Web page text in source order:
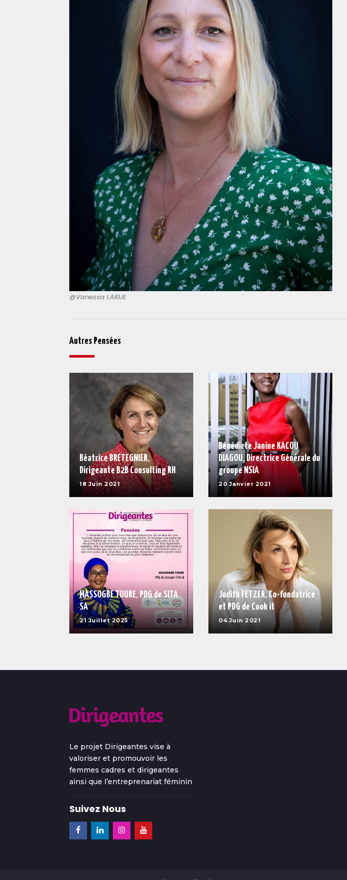
@Vanessa LARUE
Autres Pensées
Béatrice BRETEGNIER,
Dirigeante B2B Consulting RH
18 Juin 2021
Bénédicte Janine KACOU
DIAGOU, Directrice Générale du
groupe NSIA
20 Janvier 2021
MASSOGBE TOURE, PDG de SITA
SA
21 Juillet 2025
Judith FETZER, Co-fondatrice
et PDG de Cook it
04 Juin 2021
Le projet Dirigeantes vise à
valoriser et promouvoir les
femmes cadres et dirigeantes
ainsi que l’entreprenariat féminin
Suivez Nous